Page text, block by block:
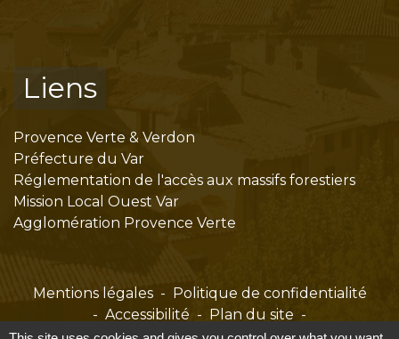
Liens
Provence Verte & Verdon
Préfecture du Var
Réglementation de l'accès aux massifs forestiers
Mission Local Ouest Var
Agglomération Provence Verte
Mentions légales - Politique de confidentialité
- Accessibilité - Plan du site -
Gestion des cookies